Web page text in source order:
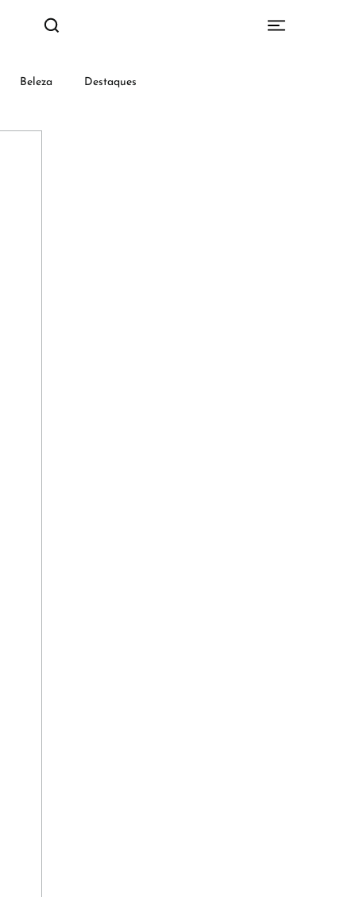
Beleza Destaques